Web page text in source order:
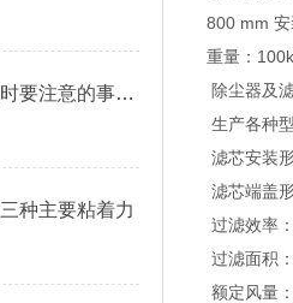
除尘滤芯在进行清灰时要注意的事项有哪些
种主要粘着力
800 mm
重量：
除尘器及
生产各种
滤芯安装
滤芯端盖
过滤效率
过滤面积
额定风量